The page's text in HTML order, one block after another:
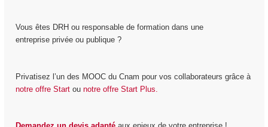
Vous êtes DRH ou responsable de formation dans une
entreprise privée ou publique ?
Privatisez l’un des MOOC du Cnam pour vos collaborateurs grâce à
notre offre Startou notre offre Start Plus.